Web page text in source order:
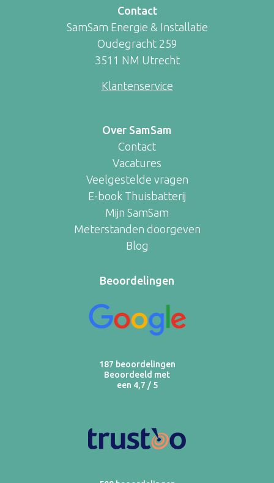
Contact
SamSam Energie & Installatie
Oudegracht 259
3511 NM Utrecht
Klantenservice
Over SamSam
Contact
Vacatures
Veelgestelde vragen
E-book Thuisbatterij
Mijn SamSam
Meterstanden doorgeven
Blog
Beoordelingen
187 beoordelingen
Beoordeeld met
een 4,7 / 5